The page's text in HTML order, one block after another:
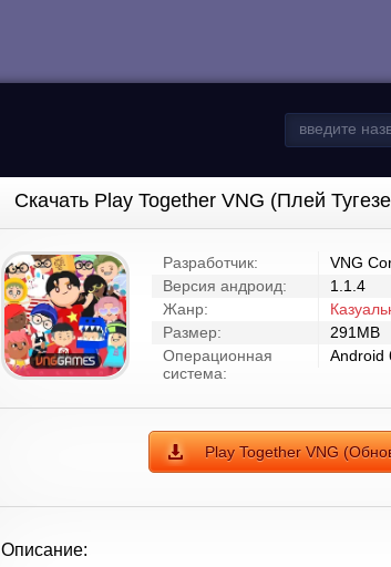
Скачать Play Together VNG (Плей
Разработчик:
VNG
Версия андроид:
1.1.4
Жанр:
Размер:
291MB
Операционная
система:
Android
Play Together VNG
Описание: